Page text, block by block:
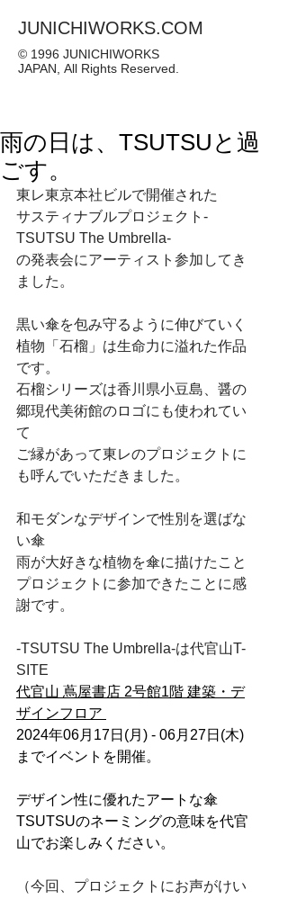
JUNICHIWORKS.COM
© 1996 JUNICHIWORKS
JAPAN, All Rights Reserved.
雨の日は、TSUTSUと過
ごす。
東レ東京本社ビルで開催された
サスティナブルプロジェクト-
TSUTSU The Umbrella-
の発表会にアーティスト参加してき
ました。
黒い傘を包み守るように伸びていく
植物「石榴」は生命力に溢れた作品
です。
石榴シリーズは香川県小豆島、醤の
郷現代美術館のロゴにも使われてい
て
ご縁があって東レのプロジェクトに
も呼んでいただきました。
和モダンなデザインで性別を選ばな
い傘
雨が大好きな植物を傘に描けたこと
プロジェクトに参加できたことに感
謝です。
-TSUTSU The Umbrella-は代官山T-
SITE
代官山 蔦屋書店 2号館1階 建築・デ
ザインフロア
2024年06月17日(月) - 06月27日(木)
までイベントを開催。
デザイン性に優れたアートな傘
TSUTSUのネーミングの意味を代官
山でお楽しみください。
（今回、プロジェクトにお声がけい